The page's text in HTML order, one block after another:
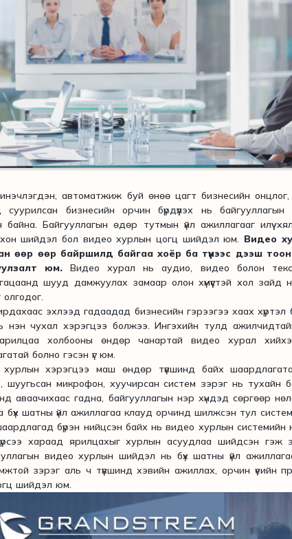
автоматжиж буй өнөө цагт бизнесийн онцлог,
суурилсан бизнесийн орчин бүрдүүлэх нь
Байгууллагын өдөр тутмын үйл ажиллагааг илүү
шийдэл бол видео хурлын цогц шийдэл юм. Видео
өөр өөр байршилд байгаа хоёр ба түүнээс дээш тооны
юм.Видео хурал нь аудио, видео болон
шууд дамжуулах замаар олон хүмүүстэй хол зайд
эхлээд гадаадад бизнесийн гэрээгээ хаах хүртэл
чухал хэрэгцээ болжээ. Ингэхийн тулд
холбооны өндөр чанартай видео хурал
болно гэсэн үг юм.
хэрэгцээ маш өндөр түвшинд байх
микрофон, хуучирсан систем зэрэг нь тухайн
аваачихаас гадна, байгууллагын нэр хүндэд сөргөөр
шатны үйл ажиллагаа клауд орчинд шилжсэн тул
бүрэн нийцсэн байх нь видео хурлын системийн
хараад ярилцахыг хурлын асуудлаа шийдсэн гэж
видео хурлын шийдэл нь бүх шатны үйл
зэрэг аль ч түвшинд хэвийн ажиллах, орчин үеийн
шийдэл юм.